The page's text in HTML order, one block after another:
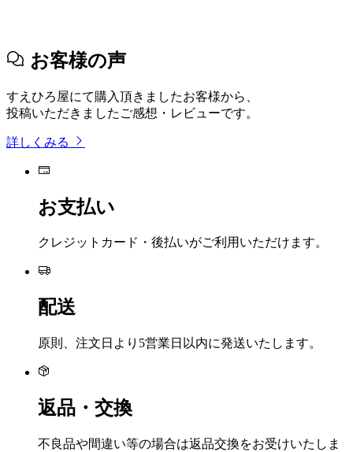
お客様の声
すえひろ屋にて購入頂きましたお客様から、
投稿いただきましたご感想・レビューです。
詳しくみる
お支払い
クレジットカード・後払いがご利用いただけます。
配送
原則、注文日より5営業日以内に発送いたします。
返品・交換
不良品や間違い等の場合は返品交換をお受けいたしま